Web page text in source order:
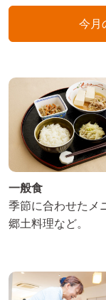
今月
一般食
季節に合わせたメ
郷土料理など。